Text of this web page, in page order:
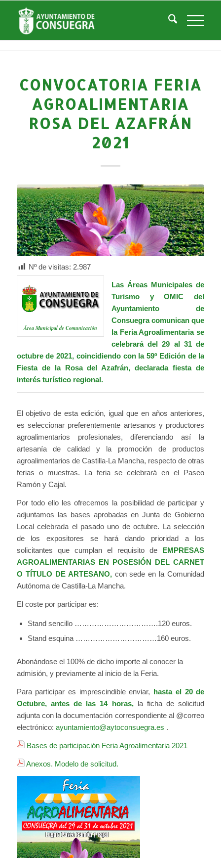
Noticias
Usted está aquí: Inicio / Noticias Cultura /
Actividades culturales y educativas
CONVOCATORIA FERIA
AGROALIMENTARIA
ROSA DEL AZAFRÁN
2021
Nº de visitas: 2.987
Área Municipal de Comunicación
Las Áreas Municipales de
Turismo y OMIC del
Ayuntamiento de
Consuegra comunican que
la Feria Agroalimentaria se
celebrará del 29 al 31 de
octubre de 2021, coincidiendo con la 59º Edición de la
Fiesta de la Rosa del Azafrán, declarada fiesta de
interés turístico regional.
El objetivo de esta edición, igual que en años anteriores,
es seleccionar preferentemente artesanos y productores
agroalimentarios profesionales, diferenciando así la
artesanía de calidad y la promoción de productos
agroalimentarios de Castilla-La Mancha, respecto de otras
ferias o muestras. La feria se celebrará en el Paseo
Ramón y Cajal.
Por todo ello les ofrecemos la posibilidad de participar y
adjuntamos las bases aprobadas en Junta de Gobierno
Local celebrada el pasado uno de octubre. La selección
de los expositores se hará dando prioridad a los
solicitantes que cumplan el requisito de EMPRESAS
AGROALIMENTARIAS EN POSESIÓN DEL CARNET
O TÍTULO DE ARTESANO,con sede en la Comunidad
Autónoma de Castilla-La Mancha.
El coste por participar es:
Stand sencillo …………………………….120 euros.
Stand esquina ……………………………160 euros.
Abonándose el 100% de dicho importe al conocer la
admisión, y previamente al inicio de la Feria.
Para participar es imprescindible enviar, hasta el 20 de
Octubre, antes de las 14 horas, la ficha de solicitud
adjunta con la documentación correspondiente al @correo
electrónico: ayuntamiento@aytoconsuegra.es .
Bases de participación Feria Agroalimentaria 2021
Anexos. Modelo de solicitud.